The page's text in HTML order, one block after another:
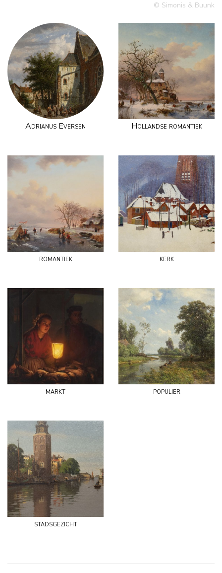
© Simonis & Buunk
Adrianus Eversen Hollandse romantiek
romantiek kerk
markt populier
stadsgezicht